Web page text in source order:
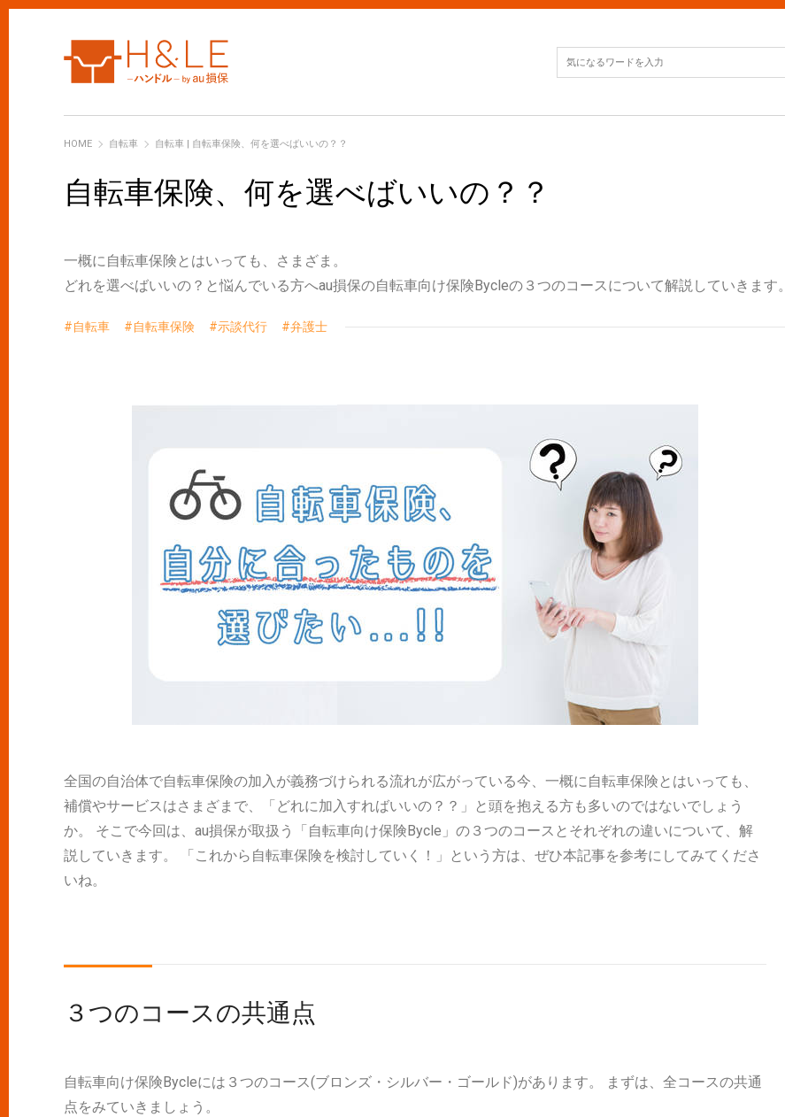
HOMEH&LE自転車 自転車 | 自転車保険、何を選べばいいの？？
自転車保険、何を選べばいいの？？
一概に自転車保険とはいっても、さまざま。
どれを選べばいいの？と悩んでいる方へau損保の自転車向け保険Bycleの３つのコースについて解説していきます。
自転車 自転車保険 示談代行 弁護士
全国の自治体で自転車保険の加入が義務づけられる流れが広がっている今、一概に自転車保険とはいっても、
補償やサービスはさまざまで、「どれに加入すればいいの？？」と頭を抱える方も多いのではないでしょう
か。 そこで今回は、au損保が取扱う「自転車向け保険Bycle」の３つのコースとそれぞれの違いについて、解
説していきます。 「これから自転車保険を検討していく！」という方は、ぜひ本記事を参考にしてみてくださ
いね。
３つのコースの共通点
自転車向け保険Bycleには３つのコース(ブロンズ・シルバー・ゴールド)があります。 まずは、全コースの共通
点をみていきましょう。